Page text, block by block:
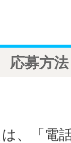
応募方法
は、「電